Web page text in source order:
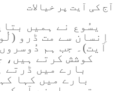
آج کی آیت پر خیالات
یسُوع نے ہمیں
آیت)۔ جب ہم
کوشش کرتے ہیں،
بارے میں ڈرتے
بارے میں کہا